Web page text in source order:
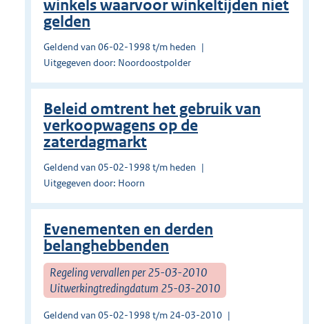
winkels waarvoor winkeltijden niet
gelden
Geldend van 06-02-1998 t/m heden
Uitgegeven door: Noordoostpolder
Beleid omtrent het gebruik van
verkoopwagens op de
zaterdagmarkt
Geldend van 05-02-1998 t/m heden
Uitgegeven door: Hoorn
Evenementen en derden
belanghebbenden
Regeling vervallen per 25-03-2010
Uitwerkingtredingdatum 25-03-2010
Geldend van 05-02-1998 t/m 24-03-2010